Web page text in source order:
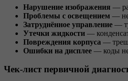
Нарушение изображения —
Проблемы с освещением —
Затруднённое управление —
Утечки жидкости —
Повреждения корпуса —
Ошибки на дисплее — коды
Чек-лист первичной